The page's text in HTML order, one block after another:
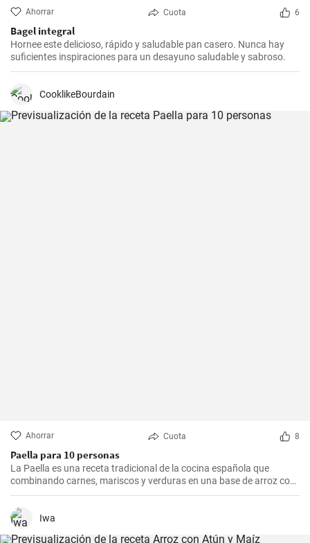
Ahorrar Cuota 6
Bagel integral
Hornee este delicioso, rápido y saludable pan casero. Nunca hay
suficientes inspiraciones para un desayuno saludable y sabroso.
CooklikeBourdain
Ahorrar Cuota 8
Paella para 10 personas
La Paella es una receta tradicional de la cocina española que
combinando carnes, mariscos y verduras en una base de arroz con
una mezcla de especias, ofrece una experiencia culinaria llena de
sabores y texturas. Aunque cada región de España tiene su propia
forma de hacer la paella, esta receta se acerca a la versión más
Iwa